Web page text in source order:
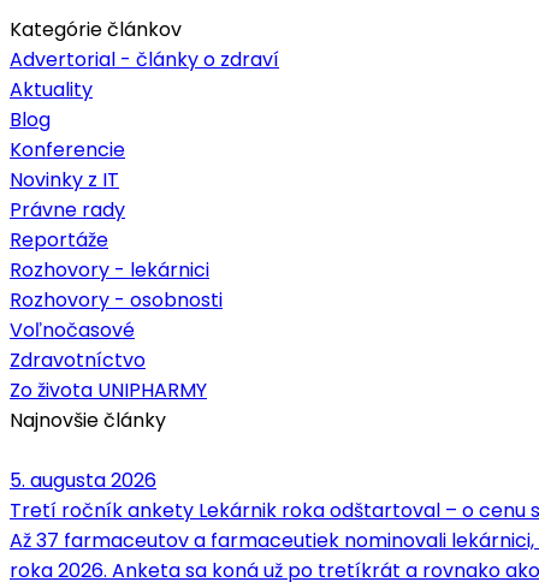
Kategórie článkov
Advertorial - články o zdraví
Aktuality
Blog
Konferencie
Novinky z IT
Právne rady
Reportáže
Rozhovory - lekárnici
Rozhovory - osobnosti
Voľnočasové
Zdravotníctvo
Zo života UNIPHARMY
Najnovšie články
5. augusta 2026
Tretí ročník ankety Lekárnik roka odštartoval – o cenu
Až 37 farmaceutov a farmaceutiek nominovali
roka 2026. Anketa sa koná už po tretíkrát a rovnako